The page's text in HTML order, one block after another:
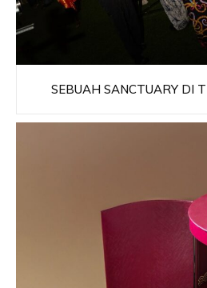
SEBUAH SANCTUARY DI